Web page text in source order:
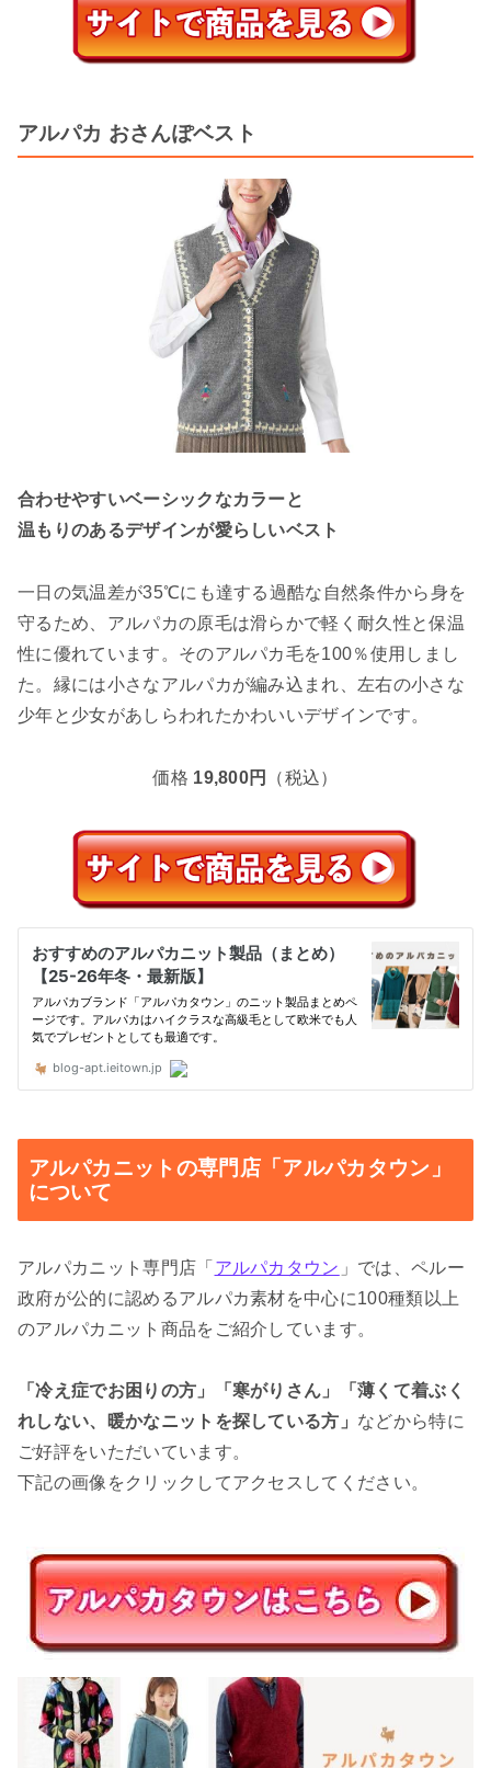
アルパカ おさんぽベスト
合わせやすいベーシックなカラーと
温もりのあるデザインが愛らしいベスト
一日の気温差が35℃にも達する過酷な自然条件から身を
守るため、アルパカの原毛は滑らかで軽く耐久性と保温
性に優れています。そのアルパカ毛を100％使用しまし
た。縁には小さなアルパカが編み込まれ、左右の小さな
少年と少女があしらわれたかわいいデザインです。
価格 19,800円 （税込）
アルパカニットの専門店「アルパカタウン」
について
アルパカニット専門店「 アルパカタウン 」では、ペルー
政府が公的に認めるアルパカ素材を中心に100種類以上
のアルパカニット商品をご紹介しています。
「冷え症でお困りの方」「寒がりさん」「薄くて着ぶく
れしない、暖かなニットを探している方」 などから特に
ご好評をいただいています。
下記の画像をクリックしてアクセスしてください。